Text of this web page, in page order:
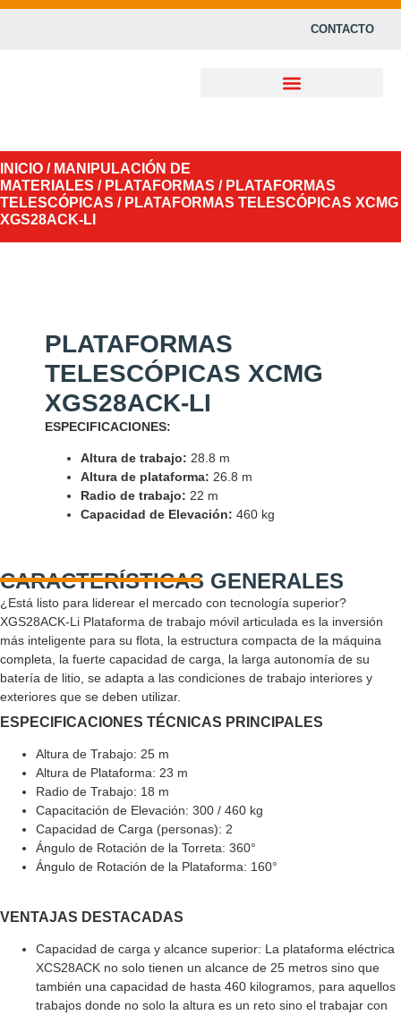
CONTACTO
INICIO / MANIPULACIÓN DE
MATERIALES / PLATAFORMAS / PLATAFORMAS
TELESCÓPICAS / PLATAFORMAS TELESCÓPICAS XCMG
XGS28ACK-LI
PLATAFORMAS
TELESCÓPICAS XCMG
XGS28ACK-LI
ESPECIFICACIONES:
Altura de trabajo: 28.8 m
Altura de plataforma: 26.8 m
Radio de trabajo: 22 m
Capacidad de Elevación: 460 kg
CARACTERÍSTICAS GENERALES
¿Está listo para liderear el mercado con tecnología superior?
XGS28ACK-Li Plataforma de trabajo móvil articulada es la inversión
más inteligente para su flota, la estructura compacta de la máquina
completa, la fuerte capacidad de carga, la larga autonomía de su
batería de litio, se adapta a las condiciones de trabajo interiores y
exteriores que se deben utilizar.
ESPECIFICACIONES TÉCNICAS PRINCIPALES
Altura de Trabajo: 25 m
Altura de Plataforma: 23 m
Radio de Trabajo: 18 m
Capacitación de Elevación: 300 / 460 kg
Capacidad de Carga (personas): 2
Ángulo de Rotación de la Torreta: 360°
Ángulo de Rotación de la Plataforma: 160°
VENTAJAS DESTACADAS
Capacidad de carga y alcance superior: La plataforma eléctrica
XCS28ACK no solo tienen un alcance de 25 metros sino que
también una capacidad de hasta 460 kilogramos, para aquellos
trabajos donde no solo la altura es un reto sino el trabajar con